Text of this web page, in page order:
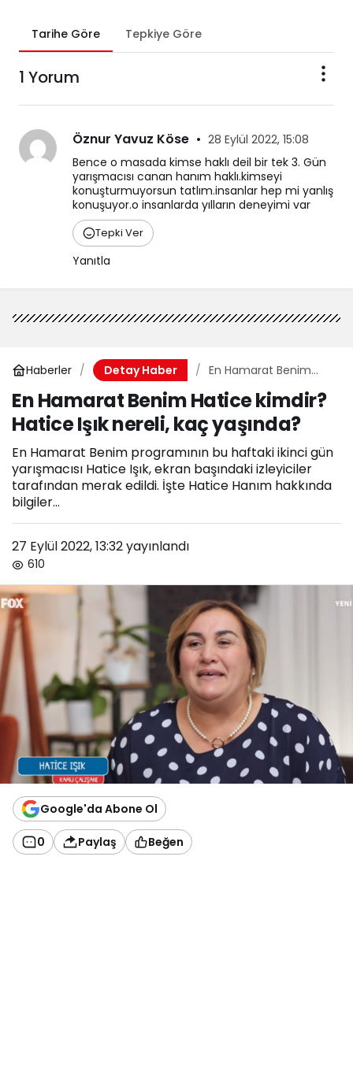
Tarihe Göre Tepkiye Göre
1 Yorum
Öznur Yavuz Köse • 28 Eylül 2022, 15:08
Bence o masada kimse haklı deil bir tek 3. Gün
yarışmacısı canan hanım haklı.kimseyi
konuşturmuyorsun tatlım.insanlar hep mi yanlış
konuşuyor.o insanlarda yılların deneyimi var
Tepki Ver
Yanıtla
Haberler Detay Haber
En Hamarat Benim
Işık nereli, kaç
yaşında?
En Hamarat Benim Hatice kimdir?
Hatice Işık nereli, kaç yaşında?
En Hamarat Benim programının bu haftaki ikinci gün
yarışmacısı Hatice Işık, ekran başındaki izleyiciler
tarafından merak edildi. İşte Hatice Hanım hakkında
bilgiler...
27 Eylül 2022, 13:32yayınlandı
610
Google'da Abone Ol
0 Paylaş Beğen